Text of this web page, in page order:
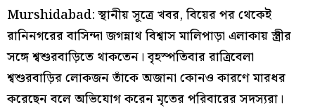
Murshidabad: স্থানীয় সূত্রে খবর, বিয়ের পর থেকেই
রানিনগরের বাসিন্দা জগন্নাথ বিশ্বাস মালিপাড়া এলাকায় স্ত্রীর
সঙ্গে শ্বশুরবাড়িতে থাকতেন। বৃহস্পতিবার রাত্রিবেলা
শ্বশুরবাড়ির লোকজন তাঁকে অজানা কোনও কারণে মারধর
করেছেন বলে অভিযোগ করেন মৃতের পরিবারের সদস্যরা।